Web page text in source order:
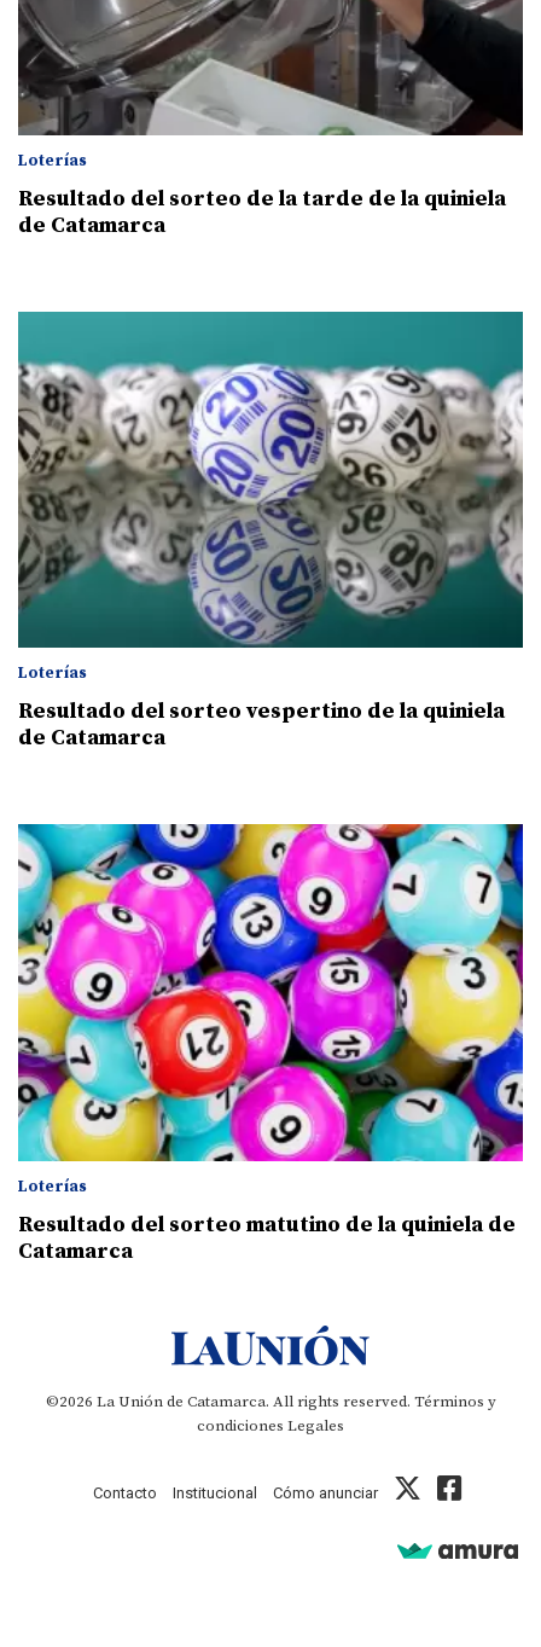
Loterías
Resultado del sorteo de la tarde de la quiniela
de Catamarca
Loterías
Resultado del sorteo vespertino de la quiniela
de Catamarca
Loterías
Resultado del sorteo matutino de la quiniela de
Catamarca
©2026 La Unión de Catamarca. All rights reserved. Términos y
condiciones Legales
Contacto Institucional Cómo anunciar